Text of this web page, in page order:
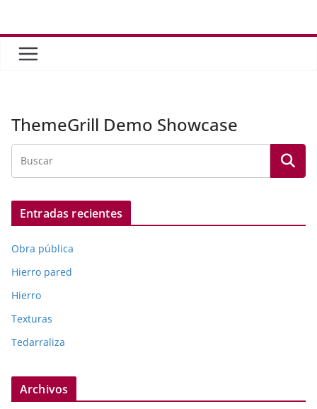
contenido
ThemeGrill Demo Showcase
Entradas recientes
Obra pública
Hierro pared
Hierro
Texturas
Tedarraliza
Archivos